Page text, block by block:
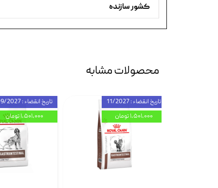
کشور سازنده
محصولات مشابه
تاریخ انقضاء : 09/2027
۱,۵۰۱,۰۰۰ تومان
تاریخ انقضاء : 11/2027
۱,۵۰۱,۰۰۰ تومان